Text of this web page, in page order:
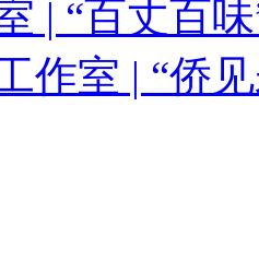
| “百丈百
作室 | “侨